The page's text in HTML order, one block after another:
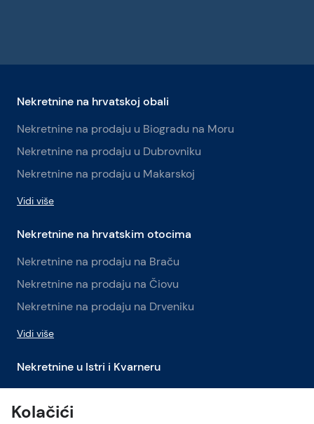
Nekretnine na hrvatskoj obali
Nekretnine na prodaju u Biogradu na Moru
Nekretnine na prodaju u Dubrovniku
Nekretnine na prodaju u Makarskoj
Vidi više
Nekretnine na hrvatskim otocima
Nekretnine na prodaju na Braču
Nekretnine na prodaju na Čiovu
Nekretnine na prodaju na Drveniku
Vidi više
Nekretnine u Istri i Kvarneru
Nekretnine na prodaju u Labinu
Kolačići